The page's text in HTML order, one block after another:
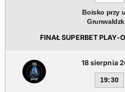
Boisko przy
FINAŁ SUPERBET PLAY-
18 sierpnia
19:30